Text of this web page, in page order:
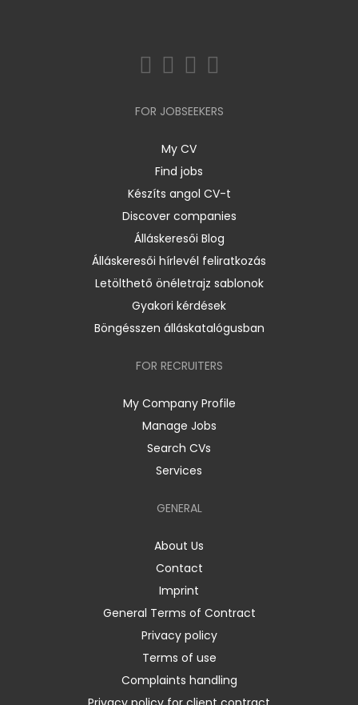
FOR JOBSEEKERS
My CV
Find jobs
Készíts angol CV-t
Discover companies
Álláskeresői Blog
Álláskeresői hírlevél feliratkozás
Letölthető önéletrajz sablonok
Gyakori kérdések
Böngésszen álláskatalógusban
FOR RECRUITERS
My Company Profile
Manage Jobs
Search CVs
Services
GENERAL
About Us
Contact
Imprint
General Terms of Contract
Privacy policy
Terms of use
Complaints handling